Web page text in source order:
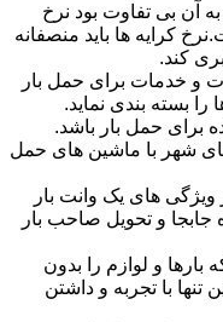
آن بی تفاوت بود نرخ
کرایه ها باید منصفانه
کند.
و خدمات برای حمل بار
را بسته بندی نماید.
برای حمل بار باشد.
شهر با ماشین های حمل
های یک وانت بار
جابجا و تحویل صاحب بار
بارها و لوازم را بدون
با تجربه و داشتن